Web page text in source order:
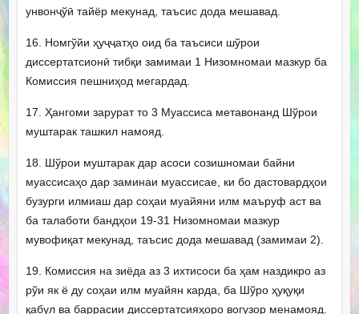
унвонҷўӣ тайёр мекунад, таъсис дода мешавад.
16. Номгўйи ҳуҷҷатҳо оид ба таъсиси шўрои
диссертатсионӣ тибқи замимаи 1 Низомномаи мазкур ба
Комиссия пешниҳод мегардад.
17. Ҳангоми зарурат то 3 Муассиса метавонанд Шўрои
муштарак ташкил намояд.
18. Шўрои муштарак дар асоси созишномаи байни
муассисаҳо дар заминаи муассисае, ки бо дастовардҳои
бузурги илмиаш дар соҳаи муайяни илм маъруф аст ва
ба талаботи бандҳои 19-31 Низомномаи мазкур
мувофиқат мекунад, таъсис дода мешавад (замимаи 2).
19. Комиссия на зиёда аз 3 ихтисоси ба ҳам наздикро аз
рўи як ё ду соҳаи илм муайян карда, ба Шўро ҳуқуқи
қабул ва баррасии диссертатсияҳоро вогузор менамояд.